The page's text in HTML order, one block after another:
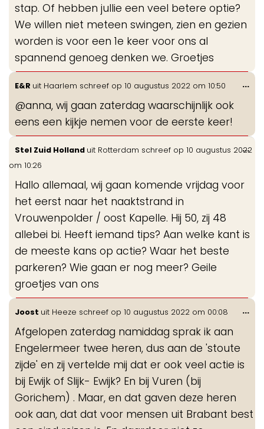
stap. Of hebben jullie een veel betere optie?
We willen niet meteen swingen, zien en gezien
worden is voor een 1e keer voor ons al
spannend genoeg denken we. Groetjes
E&R uit Haarlem schreef op 10 augustus 2022 om 10:50
@anna, wij gaan zaterdag waarschijnlijk ook
eens een kijkje nemen voor de eerste keer!
...
Stel Zuid Holland uit Rotterdam schreef op 10 augustus 2022
om 10:26
Hallo allemaal, wij gaan komende vrijdag voor
het eerst naar het naaktstrand in
Vrouwenpolder / oost Kapelle. Hij 50, zij 48
allebei bi. Heeft iemand tips? Aan welke kant is
de meeste kans op actie? Waar het beste
parkeren? Wie gaan er nog meer? Geile
groetjes van ons
...
Joost uit Heeze schreef op 10 augustus 2022 om 00:08
Afgelopen zaterdag namiddag sprak ik aan
Engelermeer twee heren, dus aan de 'stoute
zijde' en zij vertelde mij dat er ook veel actie is
bij Ewijk of Slijk- Ewijk? En bij Vuren (bij
Gorichem) . Maar, en dat gaven deze heren
ook aan, dat dat voor mensen uit Brabant best
...